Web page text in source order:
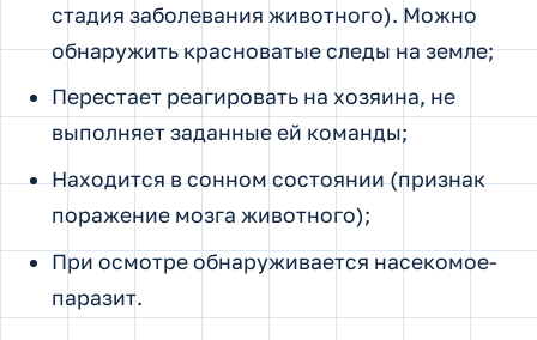
стадия заболевания животного). Можно
обнаружить красноватые следы на земле;
Перестает реагировать на хозяина, не
выполняет заданные ей команды;
Находится в сонном состоянии (признак
поражение мозга животного);
При осмотре обнаруживается насекомое-
паразит.